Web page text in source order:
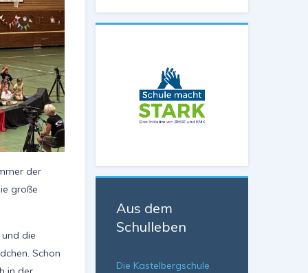
der
große
die
Schon
Aus dem
Schulleben
Die Kastelbergschule